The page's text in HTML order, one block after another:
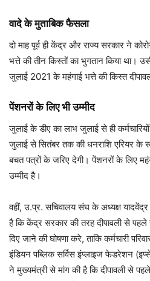
वादे के मुताबिक फैसला
दो माह पूर्व ही केंद्र और राज्य सरकार ने
भत्ते की तीन किस्तों का भुगतान किया था।
जुलाई 2021 के महंगाई भत्ते की किस्त
पेंशनरों के लिए भी उम्मीद
जुलाई के डीए का लाभ जुलाई से ही
जुलाई से सितंबर तक की धनराशि एरियर के
बचत पत्रों के जरिए देगी। पेंशनरों के लिए
उम्मीद है।
वहीं, उ.प्र. सचिवालय संघ के अध्यक्ष
है कि केंद्र सरकार की तरह दीपावली से पहले
दिए जाने की घोषणा करे, ताकि कर्मचारी
इंडियन पब्लिक सर्विस इंप्लाइज फेडरेशन
ने मुख्यमंत्री से मांग की है कि दीपावली से